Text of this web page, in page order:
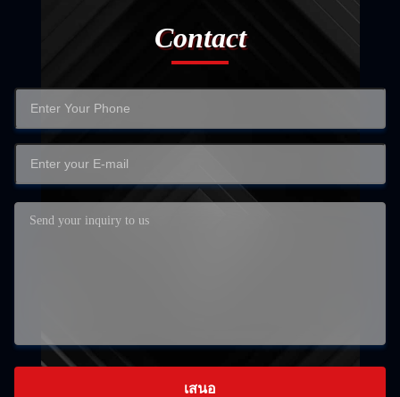
Contact
เสนอ